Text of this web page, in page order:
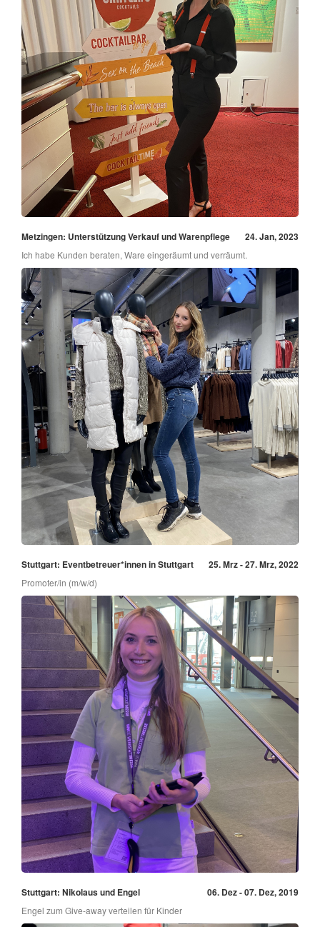
Metzingen: Unterstützung Verkauf und Warenpflege 24. Jan, 2023
Ich habe Kunden beraten, Ware eingeräumt und verräumt.
Stuttgart: Eventbetreuer*innen in Stuttgart 25. Mrz - 27. Mrz, 2022
Promoter/in (m/w/d)
Stuttgart: Nikolaus und Engel 06. Dez - 07. Dez, 2019
Engel zum Give-away verteilen für Kinder